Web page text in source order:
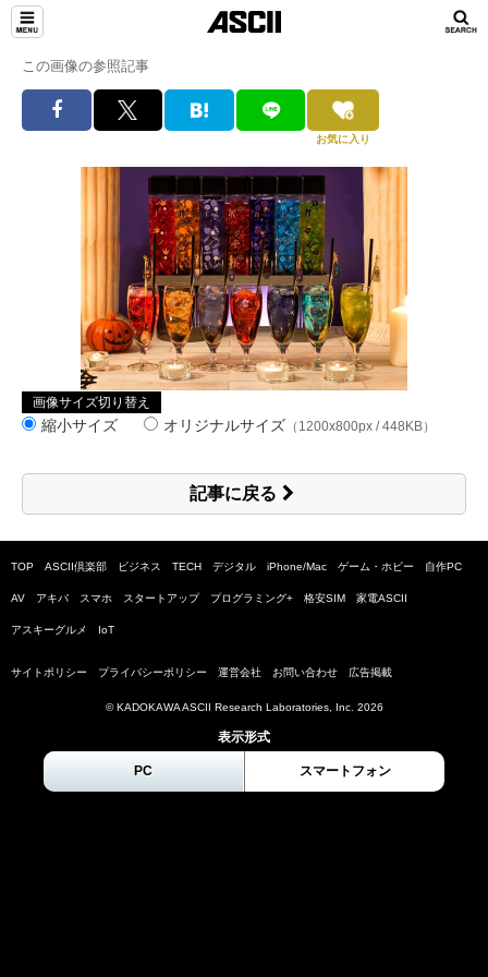
この画像の参照記事
お気に入り
画像サイズ切り替え
縮小サイズ オリジナルサイズ （1200x800px / 448KB）
記事に戻る
TOP ASCII倶楽部 ビジネス TECH デジタル iPhone/Mac ゲーム・ホビー 自作PC
AV アキバ スマホ スタートアップ プログラミング+ 格安SIM 家電ASCII
アスキーグルメ IoT
サイトポリシー プライバシーポリシー 運営会社 お問い合わせ 広告掲載
© KADOKAWA ASCII Research Laboratories, Inc. 2026
表示形式
PC スマートフォン